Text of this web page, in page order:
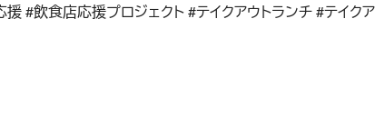
#飲食店応援プロジェクト #テイクアウトランチ #テイク